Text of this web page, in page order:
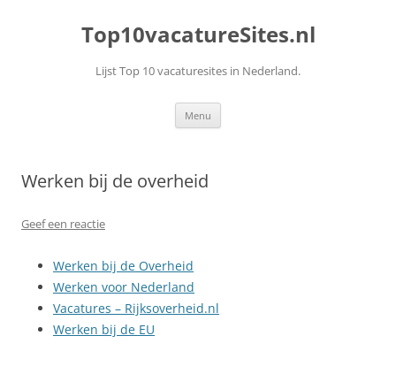
Top10vacatureSites.nl
Lijst Top 10 vacaturesites in Nederland.
Menu
Werken bij de overheid
Geef een reactie
Werken bij de Overheid
Werken voor Nederland
Vacatures – Rijksoverheid.nl
Werken bij de EU